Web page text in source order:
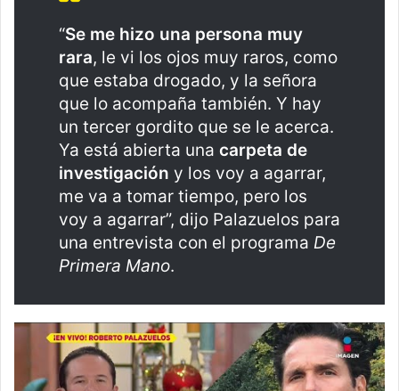
“Se me hizo una persona muy
rara, le vi los ojos muy raros, como
que estaba drogado, y la señora
que lo acompaña también. Y hay
un tercer gordito que se le acerca.
Ya está abierta una carpeta de
investigación y los voy a agarrar,
me va a tomar tiempo, pero los
voy a agarrar”, dijo Palazuelos para
una entrevista con el programa De
Primera Mano.